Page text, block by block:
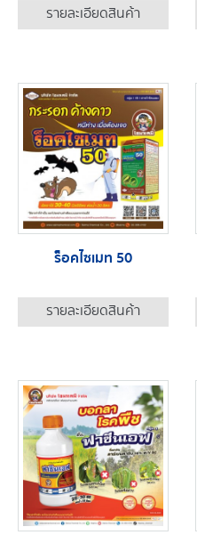
รายละเอียดสินค้า
ร็อคไซเมท 50
รายละเอียดสินค้า